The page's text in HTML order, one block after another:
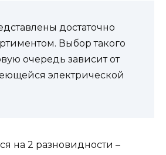
достаточно
Выбор такого
очередь зависит от
электрической
на 2 разновидности –